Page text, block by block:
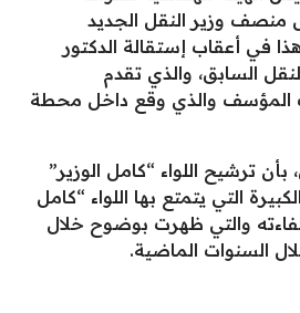
وزير النقل الجديد
في أعقاب إستقالة الدكتور
السابق، والذي تقدم
المؤسف والذي وقع داخل محطة
ترشيح اللواء “كامل الوزير”
التي يتمتع بها اللواء “كامل
كفاءته والتي ظهرت بوضوح خلال
السنوات الماضية.